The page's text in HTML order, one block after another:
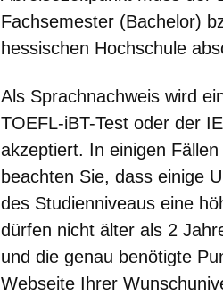
Fachsemester (Bachelor)
hessischen Hochschule
Als Sprachnachweis wird
TOEFL-iBT-Test oder der
akzeptiert. In einigen
beachten Sie, dass einige
des Studienniveaus eine
dürfen nicht älter als 2
und die genau benötigte
Webseite Ihrer